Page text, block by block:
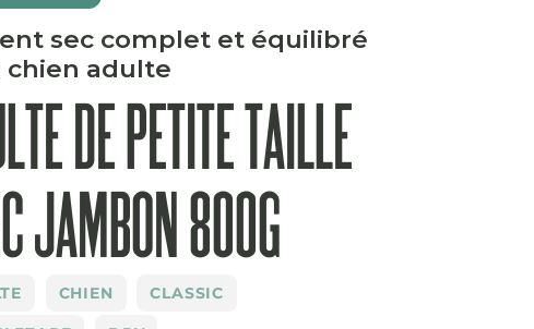
sec complet et équilibré
chien adulte
DE PETITE TAILLE
JAMBON 800G
CHIEN CLASSIC